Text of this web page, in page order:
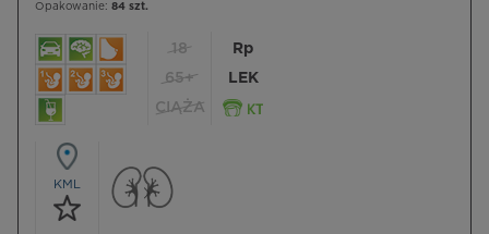
Opakowanie: 84 szt.
18
65+
CIĄŻA
Rp
LEK
KML